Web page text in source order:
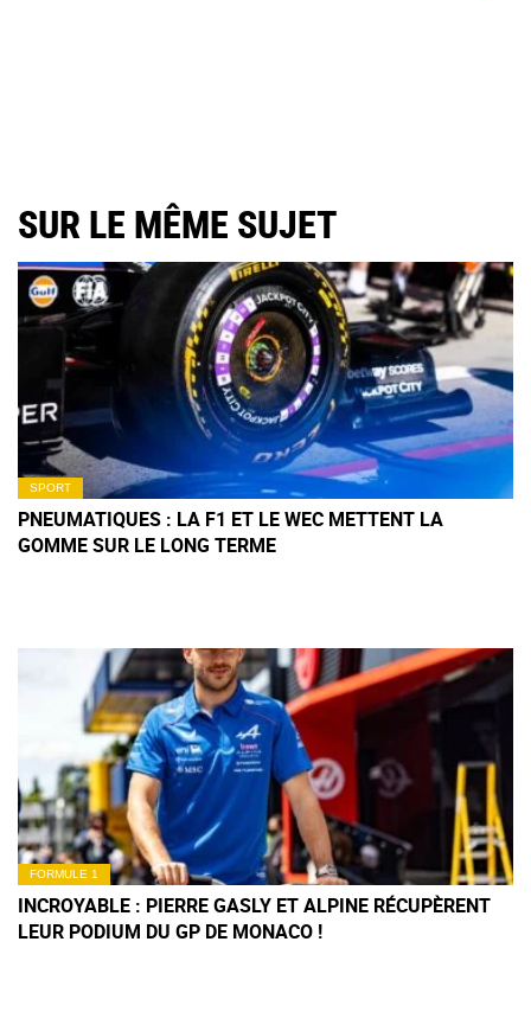
SUR LE MÊME SUJET
SPORT
PNEUMATIQUES : LA F1 ET LE WEC METTENT LA
GOMME SUR LE LONG TERME
FORMULE 1
INCROYABLE : PIERRE GASLY ET ALPINE RÉCUPÈRENT
LEUR PODIUM DU GP DE MONACO !